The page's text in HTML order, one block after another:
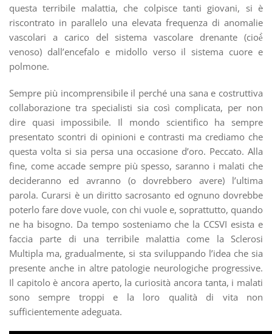
questa terribile malattia, che colpisce tanti giovani, si è
riscontrato in parallelo una elevata frequenza di anomalie
vascolari a carico del sistema vascolare drenante (cioè̀
venoso) dall’encefalo e midollo verso il sistema cuore e
polmone.
Sempre più incomprensibile il perché una sana e costruttiva
collaborazione tra specialisti sia così complicata, per non
dire quasi impossibile. Il mondo scientifico ha sempre
presentato scontri di opinioni e contrasti ma crediamo che
questa volta si sia persa una occasione d’oro. Peccato. Alla
fine, come accade sempre più spesso, saranno i malati che
decideranno ed avranno (o dovrebbero avere) l’ultima
parola. Curarsi è un diritto sacrosanto ed ognuno dovrebbe
poterlo fare dove vuole, con chi vuole e, soprattutto, quando
ne ha bisogno. Da tempo sosteniamo che la CCSVI esista e
faccia parte di una terribile malattia come la Sclerosi
Multipla ma, gradualmente, si sta sviluppando l’idea che sia
presente anche in altre patologie neurologiche progressive.
Il capitolo è ancora aperto, la curiosità ancora tanta, i malati
sono sempre troppi e la loro qualità di vita non
sufficientemente adeguata.